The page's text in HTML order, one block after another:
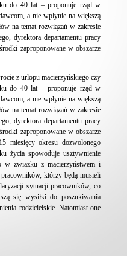
do 40 lat – proponuje rząd w
a nie wpłynie na większą
na temat rozwiązań w zakresie
dyrektora departamentu pracy
zaproponowane w obszarze
z urlopu macierzyńskiego czy
do 40 lat – proponuje rząd w
a nie wpłynie na większą
na temat rozwiązań w zakresie
dyrektora departamentu pracy
zaproponowane w obszarze
miesięcy okresu dozwolonego
życia spowoduje usztywnienie
w związku z macierzyństwem i
którzy będą musieli
sytuacji pracowników, co
się wysiłki do poszukiwania
rodzicielskie. Natomiast one